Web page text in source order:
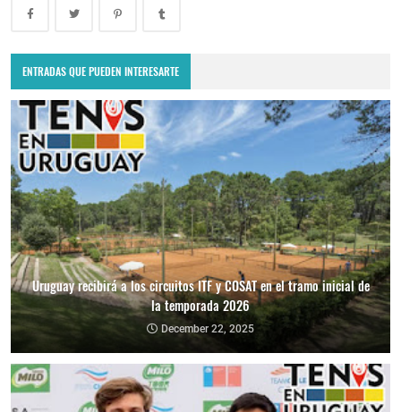
ENTRADAS QUE PUEDEN INTERESARTE
Uruguay recibirá a los circuitos ITF y COSAT en el tramo inicial de
la temporada 2026
December 22, 2025